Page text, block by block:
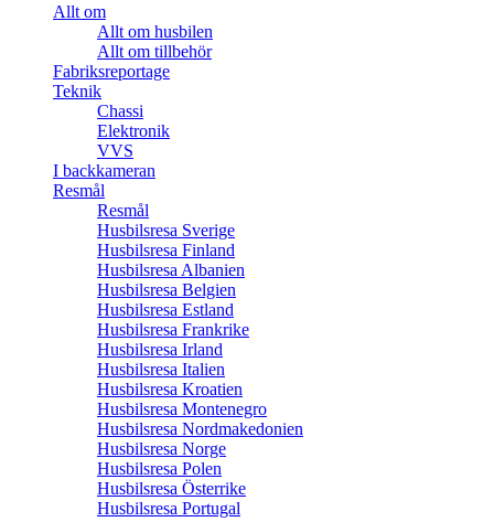
Allt om
Allt om husbilen
Allt om tillbehör
Fabriksreportage
Teknik
Chassi
Elektronik
VVS
I backkameran
Resmål
Resmål
Husbilsresa Sverige
Husbilsresa Finland
Husbilsresa Albanien
Husbilsresa Belgien
Husbilsresa Estland
Husbilsresa Frankrike
Husbilsresa Irland
Husbilsresa Italien
Husbilsresa Kroatien
Husbilsresa Montenegro
Husbilsresa Nordmakedonien
Husbilsresa Norge
Husbilsresa Polen
Husbilsresa Österrike
Husbilsresa Portugal